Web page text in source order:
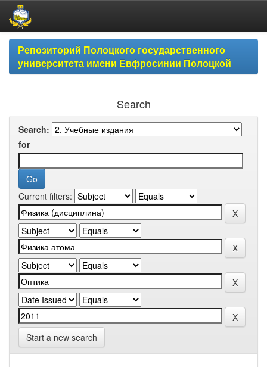
Skip
navigationРепозиторий Полоцкого государственного
университета имени Евфросинии Полоцкой
Search
Search:
for
Current filters:
Start a new search